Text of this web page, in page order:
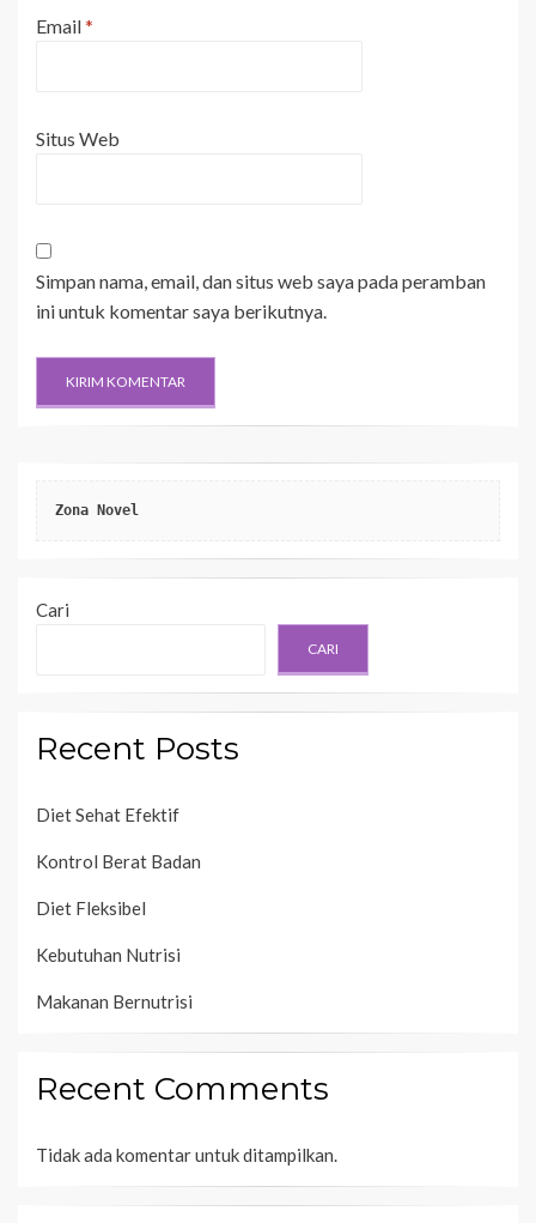
Email*
Situs Web
Simpan nama, email, dan situs web saya pada peramban
ini untuk komentar saya berikutnya.
Zona Novel
Cari
CARI
Recent Posts
Diet Sehat Efektif
Kontrol Berat Badan
Diet Fleksibel
Kebutuhan Nutrisi
Makanan Bernutrisi
Recent Comments
Tidak ada komentar untuk ditampilkan.